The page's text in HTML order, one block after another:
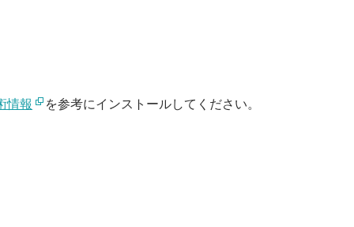
情報 を参考にインストールしてください。